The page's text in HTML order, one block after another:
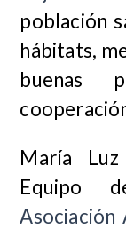
población
hábitats,
buenas
María
Equipo
Asociación